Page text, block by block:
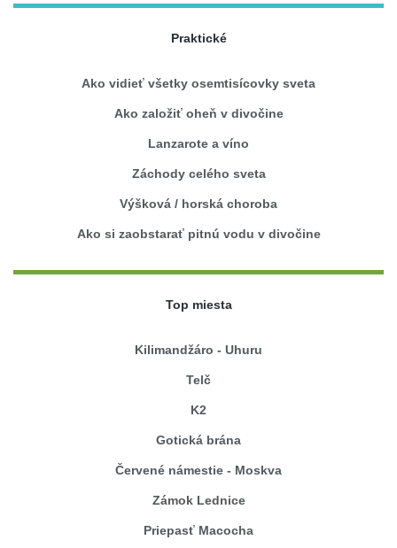
Praktické
Ako vidieť všetky osemtisícovky sveta
Ako založiť oheň v divočine
Lanzarote a víno
Záchody celého sveta
Výšková / horská choroba
Ako si zaobstarať pitnú vodu v divočine
Top miesta
Kilimandžáro - Uhuru
Telč
K2
Gotická brána
Červené námestie - Moskva
Zámok Lednice
Priepasť Macocha